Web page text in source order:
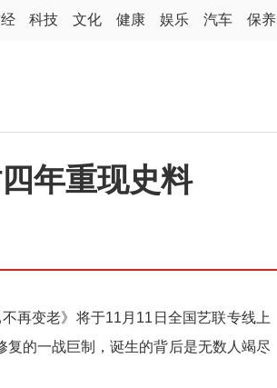
科技 文化 健康 娱乐 汽车 保养
年重现史料
变老》将于11月11日全国艺联专线上
复的一战巨制，诞生的背后是无数人竭尽